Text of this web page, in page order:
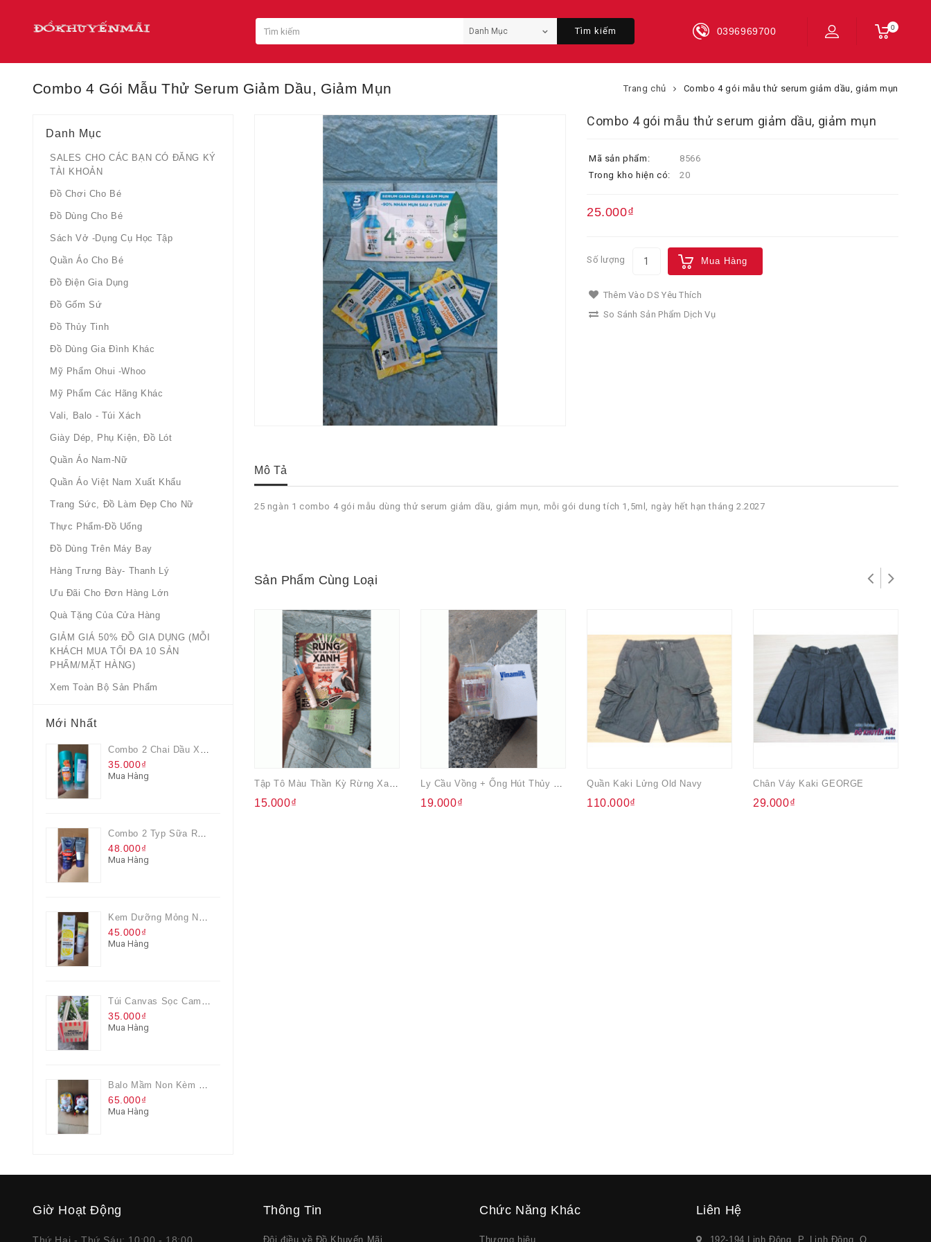
0
0396969700
Tìm kiếm
Combo 4 Gói Mẫu Thử Serum Giảm Dầu, Giảm Mụn Trang chủ Combo 4 gói mẫu thử serum giảm dầu, giảm mụn
Danh Mục
SALES CHO CÁC BẠN CÓ ĐĂNG KÝ
TÀI KHOẢN
Đồ Chơi Cho Bé
Đồ Dùng Cho Bé
Sách Vở -dụng Cụ Học Tập
Quần Áo Cho Bé
Đồ Điện Gia Dụng
Đồ Gốm Sứ
Đồ Thủy Tinh
Đồ Dùng Gia Đình Khác
Mỹ Phẩm Ohui -whoo
Mỹ Phẩm Các Hãng Khác
Vali, Balo - Túi Xách
Giày Dép, Phụ Kiện, Đồ Lót
Quần Áo Nam-Nữ
Quần Áo Việt Nam Xuất Khẩu
Trang Sức, Đồ Làm Đẹp Cho Nữ
Thực Phẩm-Đồ Uống
Đồ Dùng Trên Máy Bay
Hàng Trưng Bày- Thanh Lý
Ưu Đãi Cho Đơn Hàng Lớn
Quà Tặng Của Cửa Hàng
GIẢM GIÁ 50% ĐỒ GIA DỤNG (MỖI
KHÁCH MUA TỐI ĐA 10 SẢN
PHẨM/MẶT HÀNG)
Xem Toàn Bộ Sản Phẩm
Mới Nhất
Combo 2 Chai Dầu Xả Rejoice 3IN1 Siêu Mềm Mượt Chai 60ML
35.000₫
Mua Hàng
Combo 2 Typ Sữa Rửa Mặt Nivea Men Giúp Giảm Mụn, Giảm Hư Tổn Da
48.000₫
Mua Hàng
Kem Dưỡng Mỏng Nhẹ Cấp Ẩm & Sáng Da Vitamin C 20ml
45.000₫
Mua Hàng
Túi Canvas Sọc Cam Có Dây Kéo
35.000₫
Mua Hàng
Balo Mầm Non Kèm Thú Bông Cho Bé
65.000₫
Mua Hàng
Combo 4 gói mẫu thử serum giảm dầu, giảm mụn
Mã sản phẩm:
8566
Trong kho hiện có:
20
25.000₫
Số lượng Mua Hàng
Thêm Vào DS Yêu Thích
So Sánh Sản Phẩm Dịch Vụ
Mô Tả
25 ngàn 1 combo 4 gói mẫu dùng thử serum giảm dầu, giảm mụn, mỗi gói dung tích 1,5ml, ngày hết hạn tháng 2.2027
Sản Phẩm Cùng Loại
15.000₫ 19.000₫
Quần Kaki Lửng Old Navy
110.000₫
Chân Váy Kaki GEORGE
29.000₫
Giờ Hoạt Động Thông Tin
Đôi điều về Đồ Khuyến Mãi
Chức Năng Khác
Thương hiệu
Liên Hệ
192-194 Linh Đông, P. Linh Đông, Q.